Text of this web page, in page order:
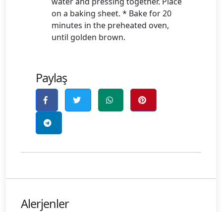
on a baking sheet. * Bake for 20
minutes in the preheated oven,
until golden brown.
Paylaş
Alerjenler